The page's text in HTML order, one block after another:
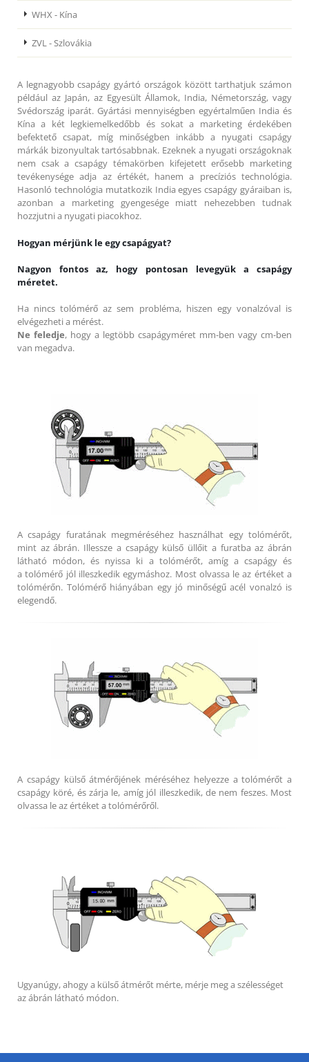
WHX - Kína
ZVL - Szlovákia
A legnagyobb csapágy gyártó országok között tarthatjuk számon
például az Japán, az Egyesült Államok, India, Németország, vagy
Svédország iparát. Gyártási mennyiségben egyértalműen India és
Kína a két legkiemelkedőbb és sokat a marketing érdekében
befektető csapat, míg minőségben inkább a nyugati csapágy
márkák bizonyultak tartósabbnak. Ezeknek a nyugati országoknak
nem csak a csapágy témakörben kifejetett erősebb marketing
tevékenysége adja az értékét, hanem a precíziós technológia.
Hasonló technológia mutatkozik India egyes csapágy gyáraiban is,
azonban a marketing gyengesége miatt nehezebben tudnak
hozzjutni a nyugati piacokhoz.
Hogyan mérjünk le egy csapágyat?
Nagyon fontos az, hogy pontosan levegyük a csapágy
méretet.
Ha nincs tolómérő az sem probléma, hiszen egy vonalzóval is
elvégezheti a mérést.
Ne feledje, hogy a legtöbb csapágyméret mm-ben vagy cm-ben
van megadva.
A csapágy furatának megméréséhez használhat egy tolómérőt,
mint az ábrán. Illessze a csapágy külső üllőit a furatba az ábrán
látható módon, és nyissa ki a tolómérőt, amíg a csapágy és
a tolómérő jól illeszkedik egymáshoz. Most olvassa le az értéket a
tolómérőn. Tolómérő hiányában egy jó minőségű acél vonalzó is
elegendő.
A csapágy külső átmérőjének méréséhez helyezze a tolómérőt a
csapágy köré, és zárja le, amíg jól illeszkedik, de nem feszes. Most
olvassa le az értéket a tolómérőről.
Ugyanúgy, ahogy a külső átmérőt mérte, mérje meg a szélességet
az ábrán látható módon.